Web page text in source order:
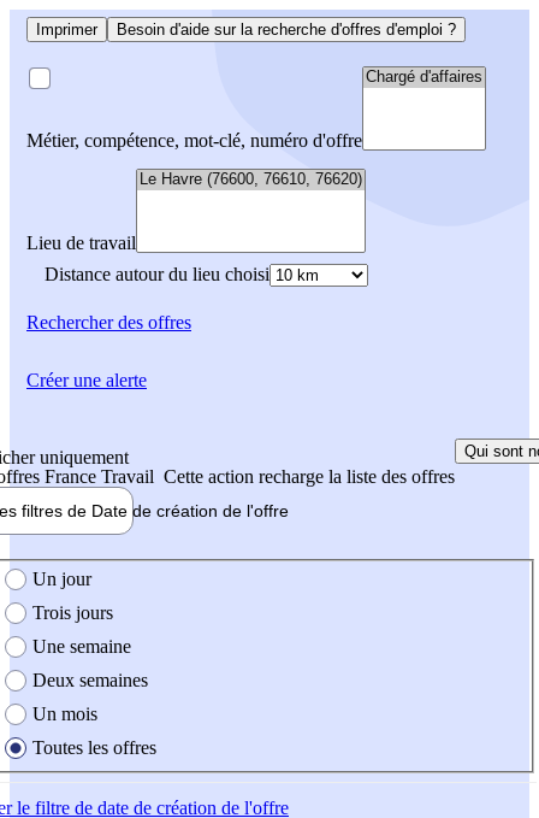
Imprimer Besoin d'aide sur la recherche d'offres d'emploi ?
Métier, compétence, mot-clé, numéro d'offre
Lieu de travail
Distance autour du lieu choisi
Rechercherdes offres
uniquement
France Travail Cette action recharge la liste des offres
Qui sont
filtres de Date de création de l'offre
création de l'offre
Un jour
Trois jours
Une semaine
Deux semaines
Un mois
Toutes les offres
le filtre de date de création de l'offre
Créer une alerte